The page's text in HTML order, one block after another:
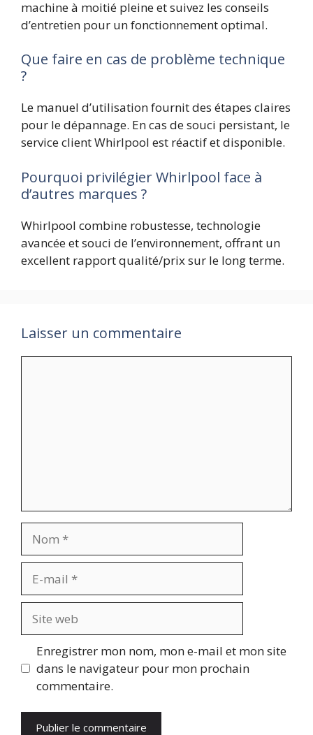
machine à moitié pleine et suivez les conseils
d’entretien pour un fonctionnement optimal.
Que faire en cas de problème technique
?
Le manuel d’utilisation fournit des étapes claires
pour le dépannage. En cas de souci persistant, le
service client Whirlpool est réactif et disponible.
Pourquoi privilégier Whirlpool face à
d’autres marques ?
Whirlpool combine robustesse, technologie
avancée et souci de l’environnement, offrant un
excellent rapport qualité/prix sur le long terme.
Laisser un commentaire
mail
web
Enregistrer mon nom, mon e-mail et mon site
dans le navigateur pour mon prochain
commentaire.